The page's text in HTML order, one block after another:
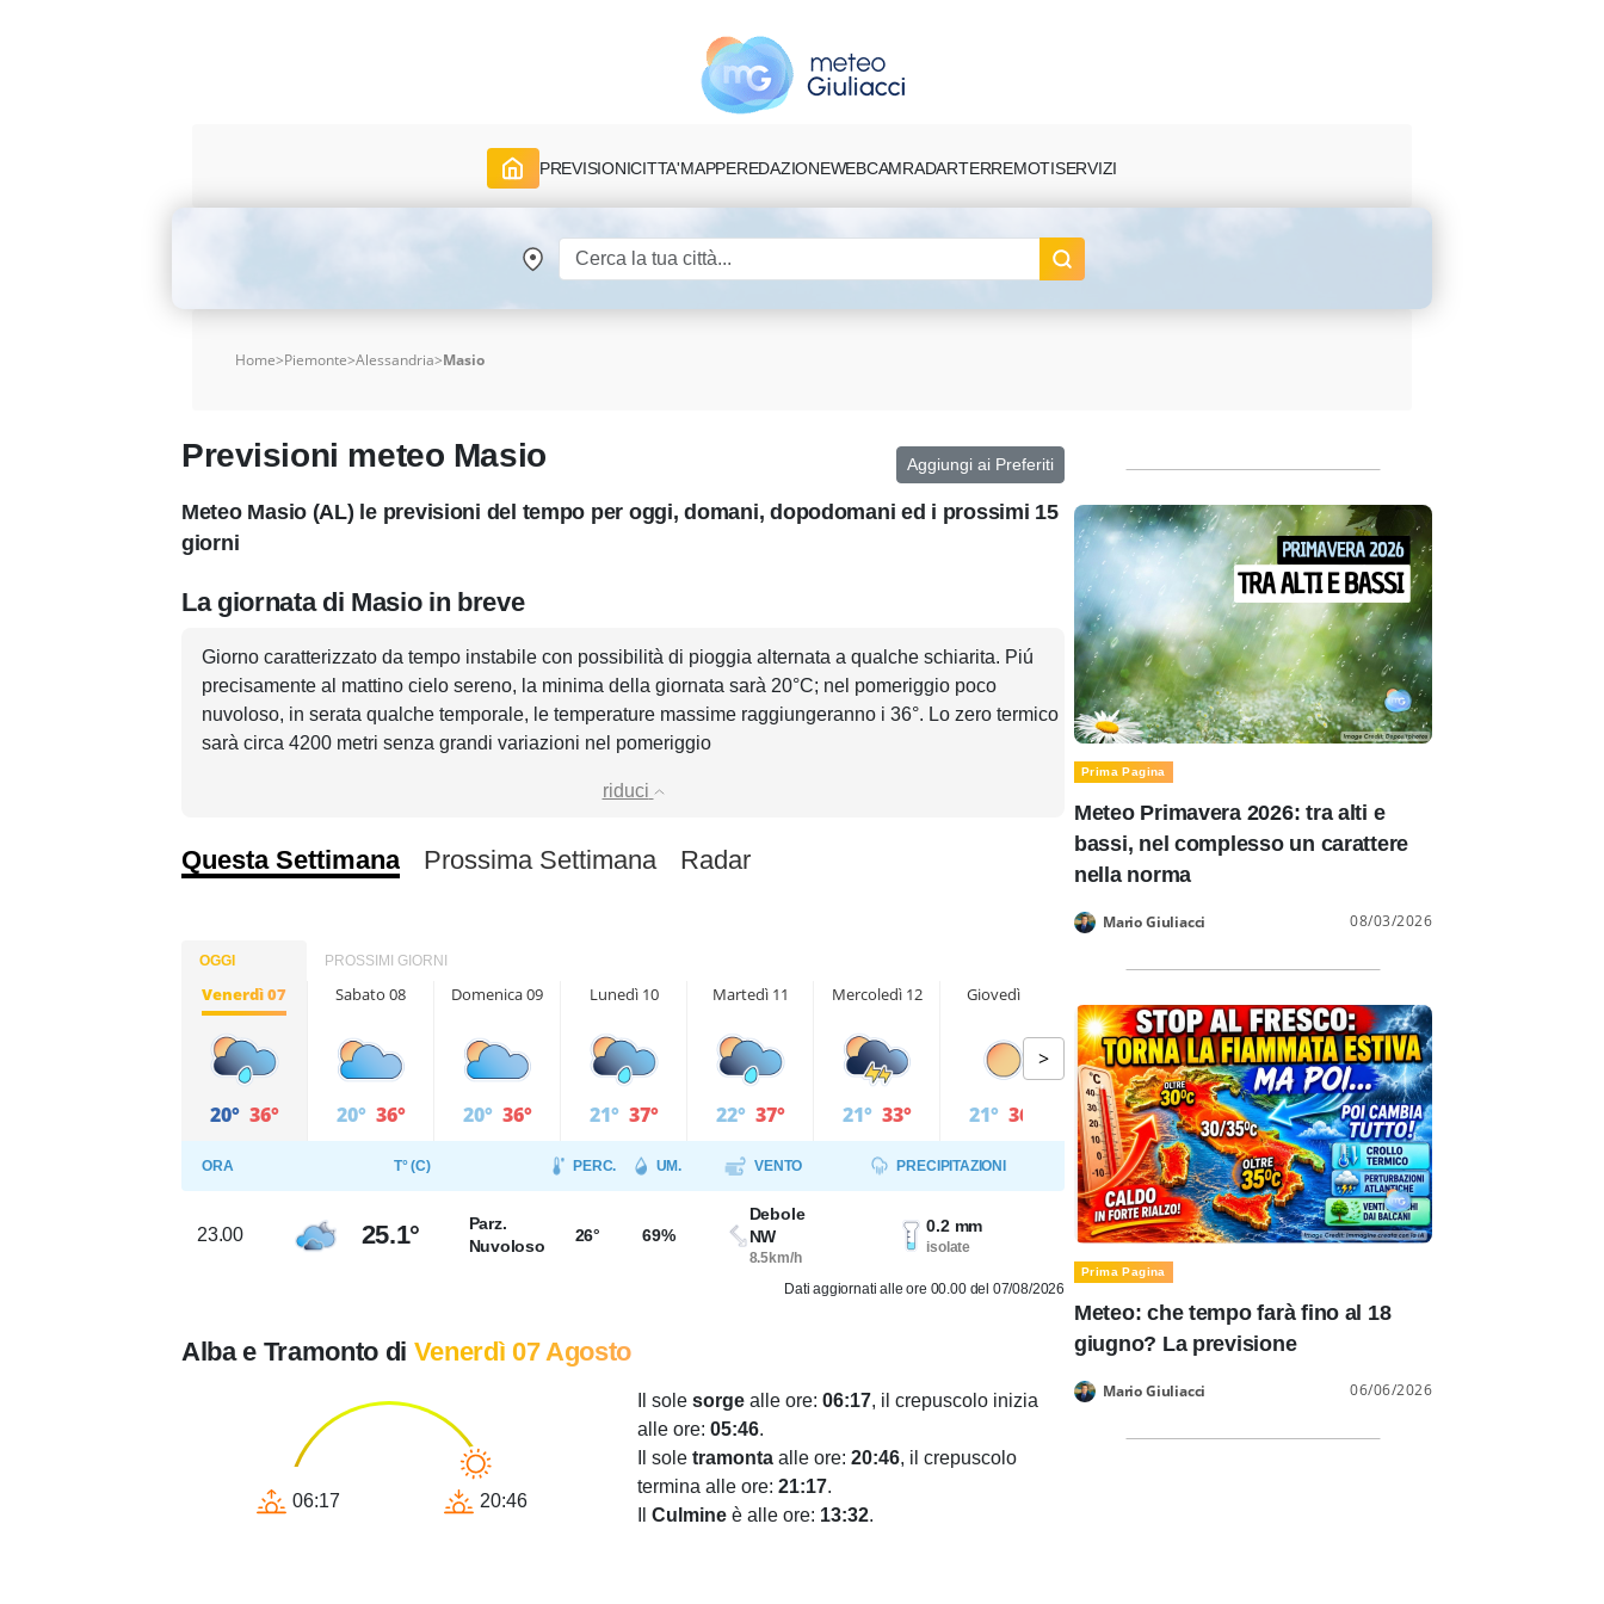
PREVISIONICITTA'MAPPEREDAZIONEWEBCAMRADARTERREMOTISERVIZI
Home>Piemonte>Alessandria>Masio
Previsioni meteo Masio Aggiungi ai Preferiti
Meteo Masio (AL) le previsioni del tempo per oggi, domani, dopodomani ed i prossimi 15
giorni
La giornata di Masio in breve
Giorno caratterizzato da tempo instabile con possibilità di pioggia alternata a qualche schiarita. Piú
precisamente al mattino cielo sereno, la minima della giornata sarà 20°C; nel pomeriggio poco
nuvoloso, in serata qualche temporale, le temperature massime raggiungeranno i 36°. Lo zero termico
sarà circa 4200 metri senza grandi variazioni nel pomeriggio
riduci
Questa Settimana Prossima Settimana Radar
OGGI PROSSIMI GIORNI
Venerdì 07
20° 36°
Sabato 08
20° 36°
Domenica 09
20° 36°
Lunedì 10
21° 37°
Martedì 11
22° 37°
Mercoledì 12
21° 33°
Giovedì 13
21° 36°
>
ORA T° (C) PERC. UM. VENTO PRECIPITAZIONI
23.00 25.1°
Parz.
Nuvoloso
26° 69%
Debole
NW
8.5km/h
0.2 mm
isolate
Dati aggiornati alle ore 00.00 del 07/08/2026
Alba e Tramonto di Venerdì 07 Agosto
06:17 20:46
Il sole sorge alle ore: 06:17, il crepuscolo inizia
alle ore: 05:46.
Il sole tramonta alle ore: 20:46, il crepuscolo
termina alle ore: 21:17.
Culmine è alle ore: 13:32.
Prima Pagina
Meteo Primavera 2026: tra alti e
bassi, nel complesso un carattere
nella norma
Mario Giuliacci 08/03/2026
Prima Pagina
Meteo: che tempo farà fino al 18
giugno? La previsione
Mario Giuliacci 06/06/2026